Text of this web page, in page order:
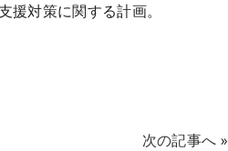
策に関する計画。
次の記事へ »